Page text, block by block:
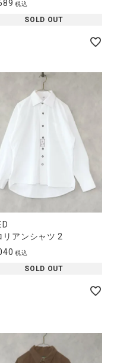
税込
SOLD OUT
リアンシャツ 2
税込
SOLD OUT